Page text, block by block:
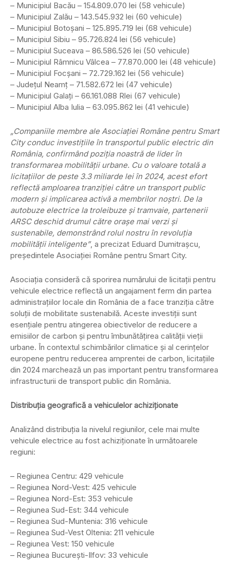
– Municipiul Bacău – 154.809.070 lei (58 vehicule)
– Municipiul Zalău – 143.545.932 lei (60 vehicule)
– Municipiul Botoșani – 125.895.719 lei (68 vehicule)
– Municipiul Sibiu – 95.726.824 lei (56 vehicule)
– Municipiul Suceava – 86.586.526 lei (50 vehicule)
– Municipiul Râmnicu Vâlcea – 77.870.000 lei (48 vehicule)
– Municipiul Focșani – 72.729.162 lei (56 vehicule)
– Județul Neamț – 71.582.672 lei (47 vehicule)
– Municipiul Galați – 66.161.088 Rlei (67 vehicule)
– Municipiul Alba Iulia – 63.095.862 lei (41 vehicule)
„Companiile membre ale Asociației Române pentru Smart
City conduc investițiile în transportul public electric din
România, confirmând poziția noastră de lider în
transformarea mobilității urbane. Cu o valoare totală a
licitațiilor de peste 3.3 miliarde lei în 2024, acest efort
reflectă amploarea tranziției către un transport public
modern și implicarea activă a membrilor noștri. De la
autobuze electrice la troleibuze și tramvaie, partenerii
ARSC deschid drumul către orașe mai verzi și
sustenabile, demonstrând rolul nostru în revoluția
mobilității inteligente”, a precizat Eduard Dumitrașcu,
președintele Asociației Române pentru Smart City.
Asociația consideră că sporirea numărului de licitații pentru
vehicule electrice reflectă un angajament ferm din partea
administrațiilor locale din România de a face tranziția către
soluții de mobilitate sustenabilă. Aceste investiții sunt
esențiale pentru atingerea obiectivelor de reducere a
emisiilor de carbon și pentru îmbunătățirea calității vieții
urbane. În contextul schimbărilor climatice și al cerințelor
europene pentru reducerea amprentei de carbon, licitațiile
din 2024 marchează un pas important pentru transformarea
infrastructurii de transport public din România.
Distribuția geografică a vehiculelor achiziționate
Analizând distribuția la nivelul regiunilor, cele mai multe
vehicule electrice au fost achiziționate în următoarele
regiuni:
– Regiunea Centru: 429 vehicule
– Regiunea Nord-Vest: 425 vehicule
– Regiunea Nord-Est: 353 vehicule
– Regiunea Sud-Est: 344 vehicule
– Regiunea Sud-Muntenia: 316 vehicule
– Regiunea Sud-Vest Oltenia: 211 vehicule
– Regiunea Vest: 150 vehicule
– Regiunea București-Ilfov: 33 vehicule